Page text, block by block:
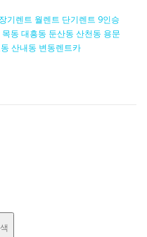
기렌트 월렌트 단기렌트 9인승
동 대흥동 둔산동 산천동 용문
산내동 변동렌트카